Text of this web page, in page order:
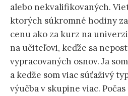
alebo nekvalifikovaných.
ktorých súkromné hodiny
cenu ako za kurz na
na učiteľovi, keďže sa
vypracovaných osnov. Ja
a keďže som viac súťaživý
výučba v skupine viac.